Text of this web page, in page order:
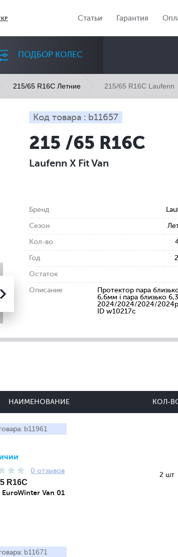
Статьи Гарантия
ПОДБОР КОЛЕС
Диаметр
Все
Сезон
215/65 R16C Летние 215/65 R16C Laufenn
Код товара : b11657
215 /65 R16C
Laufenn X Fit Van
Бренд
Сезон
Кол-во
Год
Остаток
Описание
Протектор пара
6,6мм і пара близько
2024/2024/2024/
ID w10217c
НАИМЕНОВАНИЕ КОЛ-
b11961
0 отзывов
R16C
EuroWinter Van 01
2 шт
b11671